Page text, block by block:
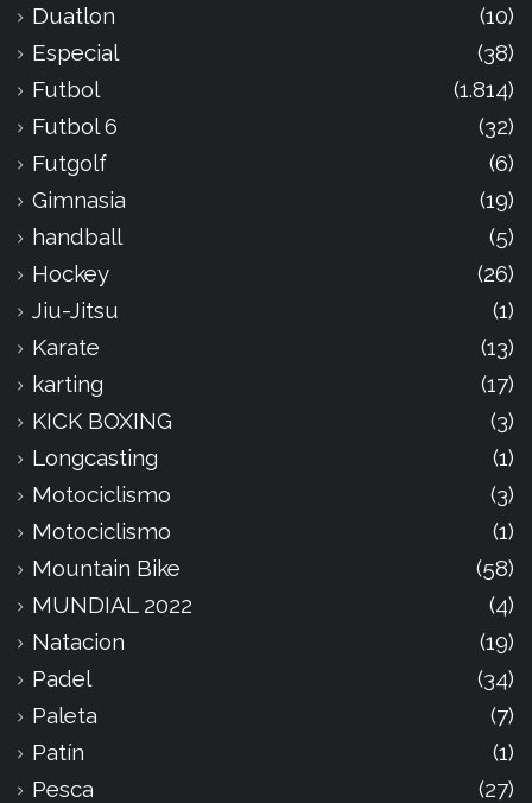
Duatlon
(10)
Especial
(38)
Futbol
(1.814)
Futbol 6
(32)
Futgolf
(6)
Gimnasia
(19)
handball
(5)
Hockey
(26)
Jiu-Jitsu
(1)
Karate
(13)
karting
(17)
KICK BOXING
(3)
Longcasting
(1)
Motociclismo
(3)
Motociclismo
(1)
Mountain Bike
(58)
MUNDIAL 2022
(4)
Natacion
(19)
Padel
(34)
Paleta
(7)
Patín
(1)
Pesca
(27)